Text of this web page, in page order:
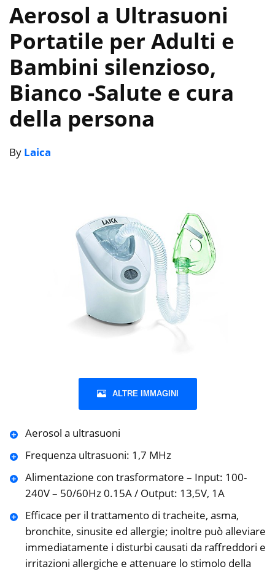
Aerosol a Ultrasuoni
Portatile per Adulti e
Bambini silenzioso,
Bianco -Salute e cura
della persona
By Laica
ALTRE IMMAGINI
Aerosol a ultrasuoni
Frequenza ultrasuoni: 1,7 MHz
Alimentazione con trasformatore – Input: 100-
240V – 50/60Hz 0.15A / Output: 13,5V, 1A
Efficace per il trattamento di tracheite, asma,
bronchite, sinusite ed allergie; inoltre può alleviare
immediatamente i disturbi causati da raffreddori e
irritazioni allergiche e attenuare lo stimolo della